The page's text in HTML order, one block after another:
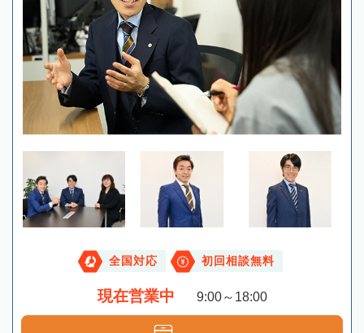
全国対応 初回相談無料
現在営業中 9:00～18:00